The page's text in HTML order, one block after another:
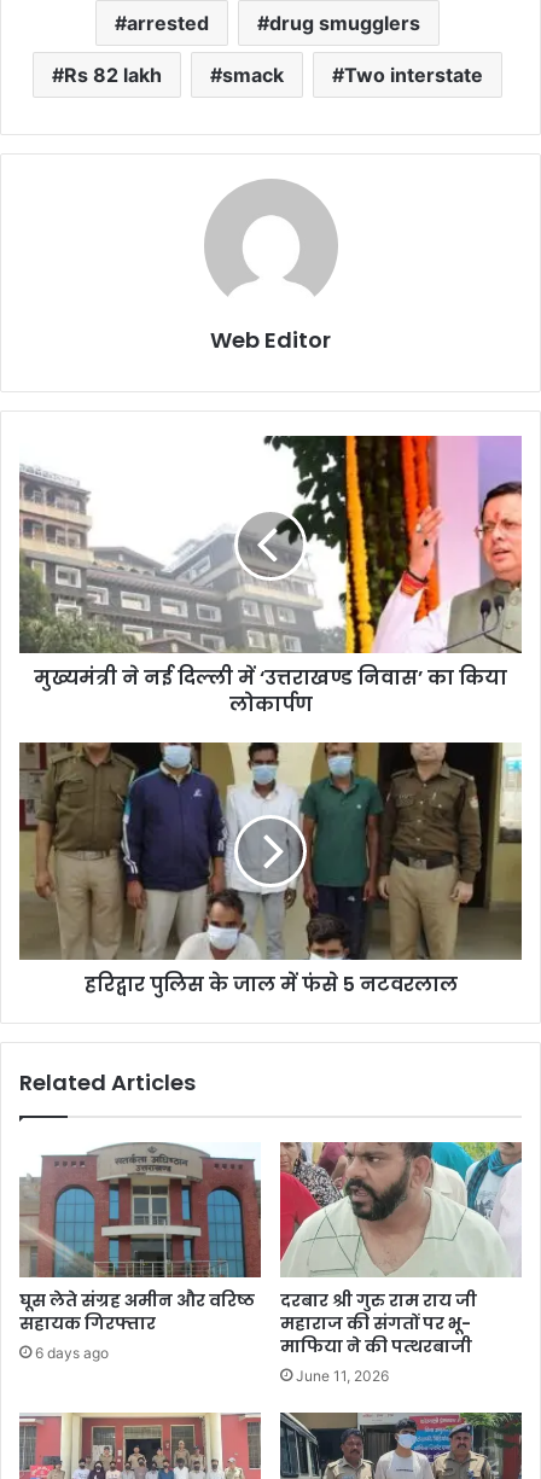
arrested drug smugglers
Rs 82 lakh smack Two interstate
Web Editor
मुख्यमंत्री ने नई दिल्ली में ‘उत्तराखण्ड निवास’ का किया
लोकार्पण
हरिद्वार पुलिस के जाल में फंसे 5 नटवरलाल
Related Articles
घूस लेते संग्रह अमीन और वरिष्ठ
सहायक गिरफ्तार
6 days ago
दरबार श्री गुरु राम राय जी
महाराज की संगतों पर भू-
माफिया ने की पत्थरबाजी
June 11, 2026